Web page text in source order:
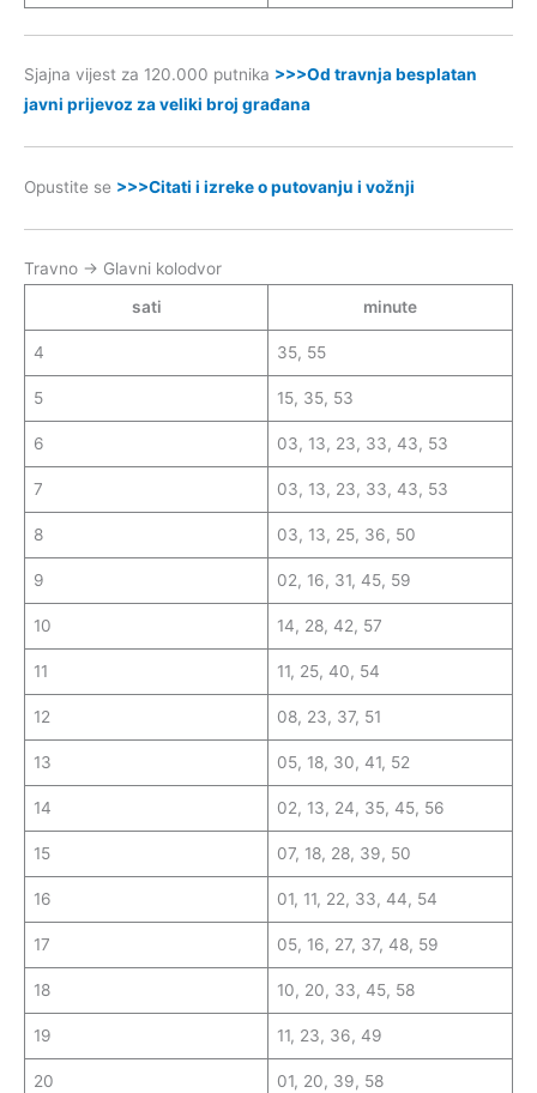
Sjajna vijest za 120.000 putnika >>>Od travnja besplatan
javni prijevoz za veliki broj građana
Opustite se >>>Citati i izreke o putovanju i vožnji
Travno → Glavni kolodvor
sati
minute
4 35, 55
5 15, 35, 53
6 03, 13, 23, 33, 43, 53
7 03, 13, 23, 33, 43, 53
8 03, 13, 25, 36, 50
9 02, 16, 31, 45, 59
10 14, 28, 42, 57
11 11, 25, 40, 54
12 08, 23, 37, 51
13 05, 18, 30, 41, 52
14 02, 13, 24, 35, 45, 56
15 07, 18, 28, 39, 50
16 01, 11, 22, 33, 44, 54
17 05, 16, 27, 37, 48, 59
18 10, 20, 33, 45, 58
19 11, 23, 36, 49
20 01, 20, 39, 58